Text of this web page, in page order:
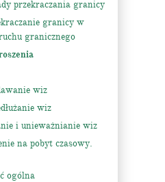
przekraczania granicy
granicy w
granicznego
wiz
wiz
i unieważnianie wiz
na pobyt czasowy.
ogólna